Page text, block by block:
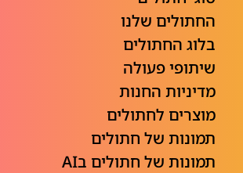
החתולים שלנו
בלוג החתולים
שיתופי פעולה
מדיניות החנות
מוצרים לחתולים
תמונות של חתולים
תמונות של חתולים בAI